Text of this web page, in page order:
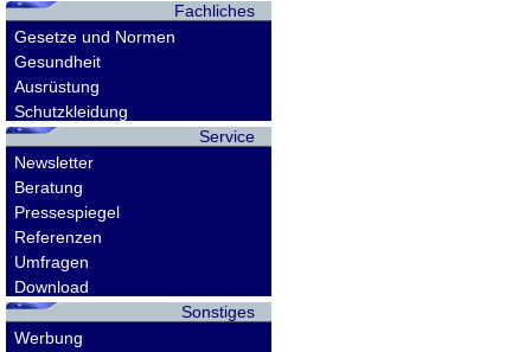
Fachliches
Gesetze und Normen
Gesundheit
Ausrüstung
Schutzkleidung
Service
Newsletter
Beratung
Pressespiegel
Referenzen
Umfragen
Download
Sonstiges
Werbung